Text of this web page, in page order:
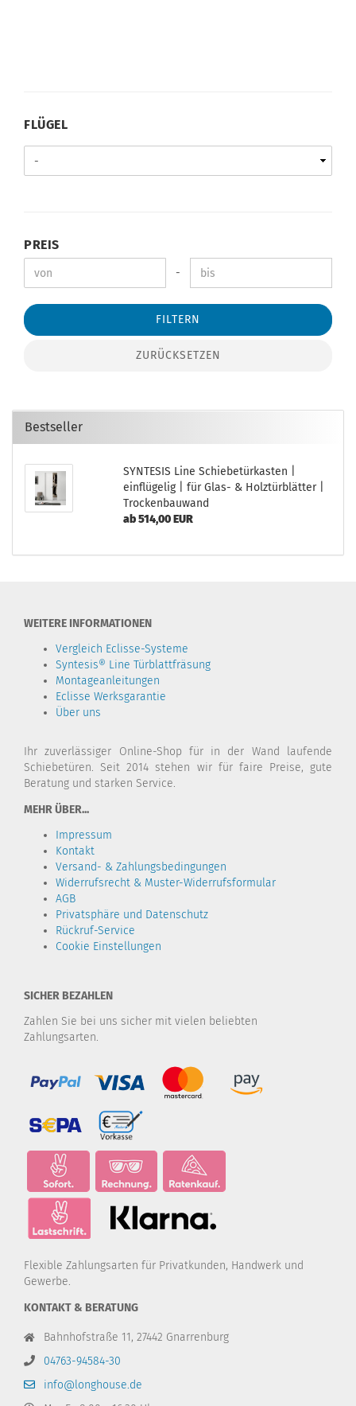
FLÜGEL
PREIS
-
FILTERN
ZURÜCKSETZEN
Bestseller
SYNTESIS Line Schiebetürkasten |
einflügelig | für Glas- & Holztürblätter |
Trockenbauwand
ab 514,00 EUR
WEITERE INFORMATIONEN
Vergleich Eclisse-Systeme
Syntesis® Line Türblattfräsung
Montageanleitungen
Eclisse Werksgarantie
Über uns
Ihr zuverlässiger Online-Shop für in der Wand laufende
Schiebetüren. Seit 2014 stehen wir für faire Preise, gute
Beratung und starken Service.
MEHR ÜBER...
Impressum
Kontakt
Versand- & Zahlungsbedingungen
Widerrufsrecht & Muster-Widerrufsformular
AGB
Privatsphäre und Datenschutz
Rückruf-Service
Cookie Einstellungen
SICHER BEZAHLEN
Zahlen Sie bei uns sicher mit vielen beliebten
Zahlungsarten.
Flexible Zahlungsarten für Privatkunden, Handwerk und
Gewerbe.
KONTAKT & BERATUNG
Bahnhofstraße 11, 27442 Gnarrenburg
04763-94584-30
info@longhouse.de